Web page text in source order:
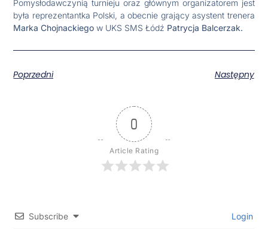
Pomysłodawczynią turnieju oraz głównym organizatorem jest
była reprezentantka Polski, a obecnie grający asystent trenera
Marka Chojnackiego w UKS SMS Łódź Patrycja Balcerzak.
Poprzedni Następny
0
Article Rating
Subscribe Login